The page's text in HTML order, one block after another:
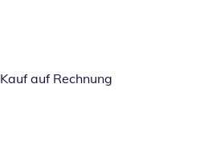
Kauf auf Rechnung